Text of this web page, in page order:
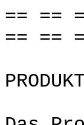
== ==
== ==